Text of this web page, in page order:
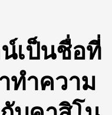
Why Businesses Need a Professional Indoor Playground Designer
A History of European Stadium Moments of Goodwill
เป็นชื่อที่
ทำความ